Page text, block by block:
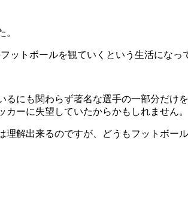
トボールを観ていくという生活になっ
にも関わらず著名な選手の一部分だけ
ーに失望していたからかもしれません。
解出来るのですが、どうもフットボー